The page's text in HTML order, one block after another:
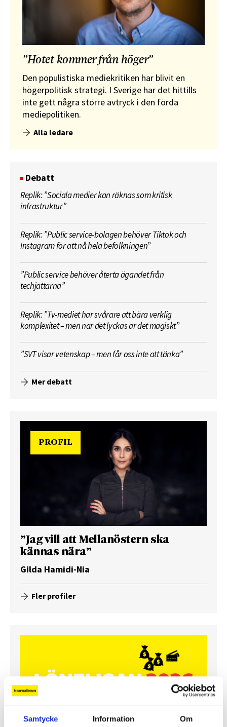
Samtycke Information Om
”Hotet kommer från höger”
Den populistiska mediekritiken har blivit en
högerpolitisk strategi. I Sverige har det hittills
inte gett några större avtryck i den förda
mediepolitiken.
Alla ledare
Debatt
Replik: ”Sociala medier kan räknas som kritisk
infrastruktur”
Replik: ”Public service-bolagen behöver Tiktok och
Instagram för att nå hela befolkningen”
”Public service behöver återta ägandet från
techjättarna”
Replik: ”Tv-mediet har svårare att bära verklig
komplexitet – men när det lyckas är det magiskt”
”SVT visar vetenskap – men får oss inte att tänka”
Mer debatt
PROFIL
”Jag vill att Mellanöstern ska
kännas nära”
Gilda Hamidi-Nia
Fler profiler